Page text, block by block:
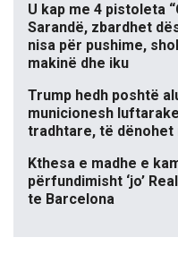
U kap me 4 pistoleta
Sarandë, zbardhet
nisa për pushime,
makinë dhe iku
Trump hedh poshtë
municionesh
tradhtare, të dënohet
Kthesa e madhe e
përfundimisht ‘jo’
te Barcelona